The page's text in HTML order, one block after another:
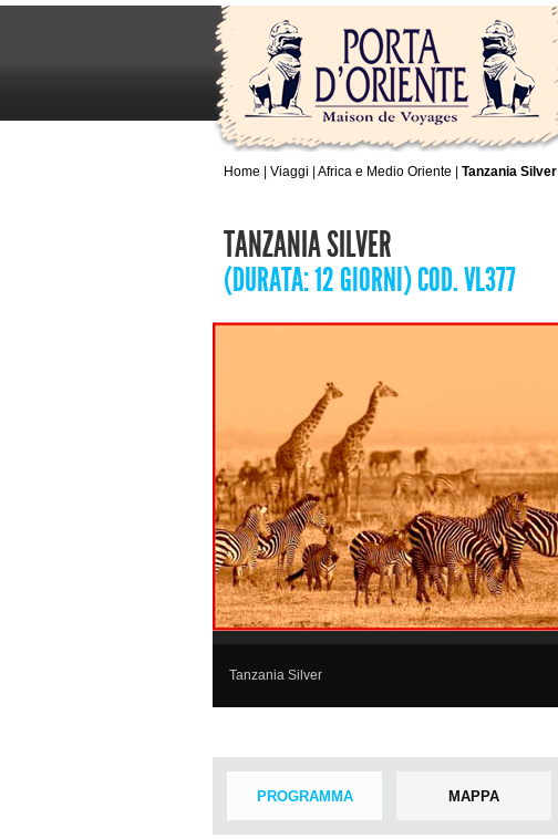
Home Viaggi Africa e Medio Oriente Tanzania Silver
TANZANIA SILVER
(DURATA: 12 GIORNI) COD. VL377
Tanzania Silver
PROGRAMMA MAPPA